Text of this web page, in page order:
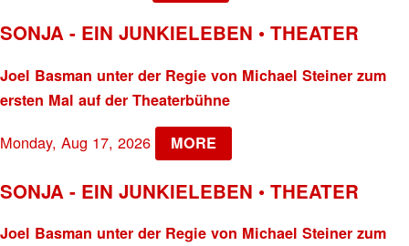
SONJA - EIN JUNKIELEBEN • THEATER
Joel Basman unter der Regie von Michael Steiner zum
ersten Mal auf der Theaterbühne
Monday, Aug 17, 2026 MORE
SONJA - EIN JUNKIELEBEN • THEATER
Joel Basman unter der Regie von Michael Steiner zum